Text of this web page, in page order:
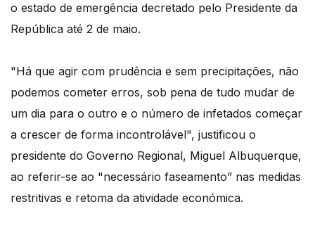
o estado de emergência decretado pelo Presidente da
República até 2 de maio.
"Há que agir com prudência e sem precipitações, não
podemos cometer erros, sob pena de tudo mudar de
um dia para o outro e o número de infetados começar
a crescer de forma incontrolável", justificou o
presidente do Governo Regional, Miguel Albuquerque,
ao referir-se ao "necessário faseamento” nas medidas
restritivas e retoma da atividade económica.